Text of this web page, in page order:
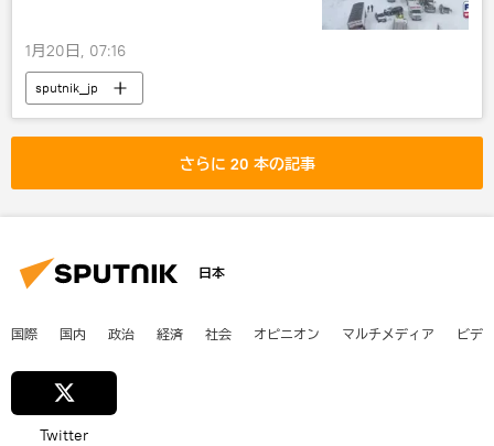
1月20日, 07:16
sputnik_jp
さらに 20 本の記事
日本
国際 国内 政治 経済 社会 オピニオン マルチメディア ビデ
Twitter